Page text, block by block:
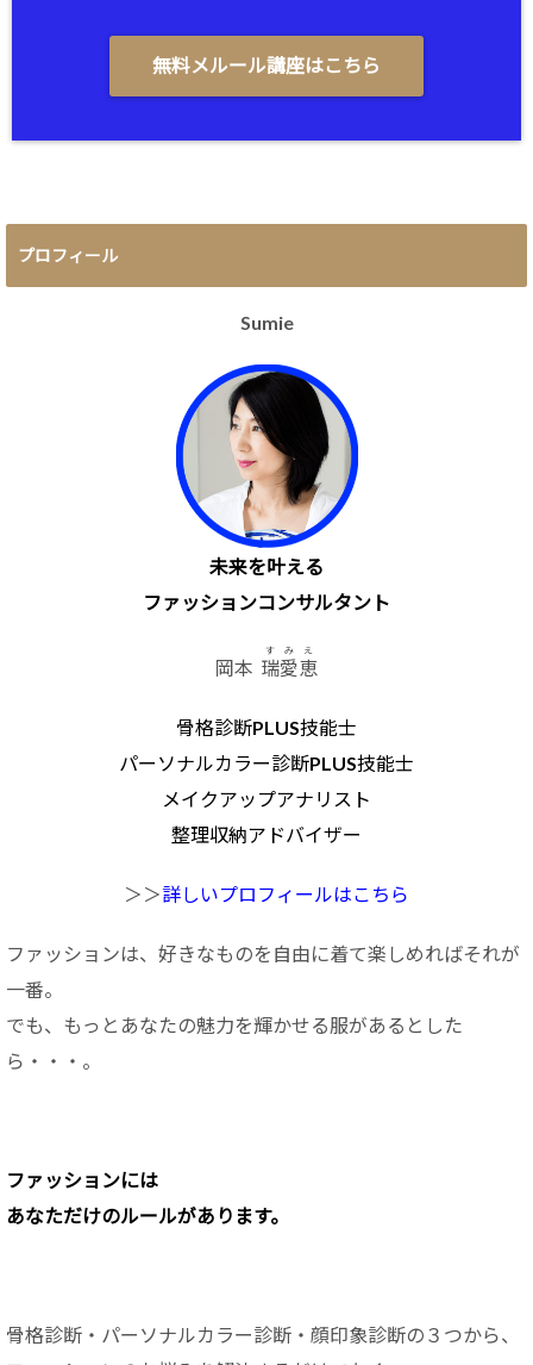
無料メルール講座はこちら
プロフィール
Sumie
未来を叶える
ファッションコンサルタント
岡本 瑞愛恵
すみえ
骨格診断PLUS技能士
パーソナルカラー診断PLUS技能士
メイクアップアナリスト
整理収納アドバイザー
＞＞詳しいプロフィールはこちら
ファッションは、好きなものを自由に着て楽しめればそれが
一番。
でも、もっとあなたの魅力を輝かせる服があるとした
ら・・・。
ファッションには
あなただけのルールがあります。
骨格診断・パーソナルカラー診断・顔印象診断の３つから、